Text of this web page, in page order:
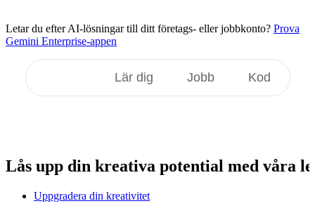
Letar du efter AI-lösningar till ditt företags- eller jobbkonto? Prova
Gemini Enterprise-appen
Lär dig Jobb Kod
Lås upp din kreativa potential med våra
Uppgradera din kreativitet